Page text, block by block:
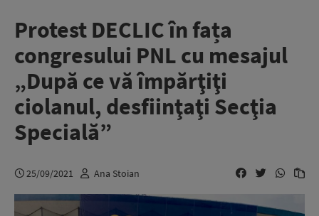
Protest DECLIC în fața
congresului PNL cu mesajul
„După ce vă împărţiţi
ciolanul, desfiinţaţi Secţia
Specială”
25/09/2021 Ana Stoian